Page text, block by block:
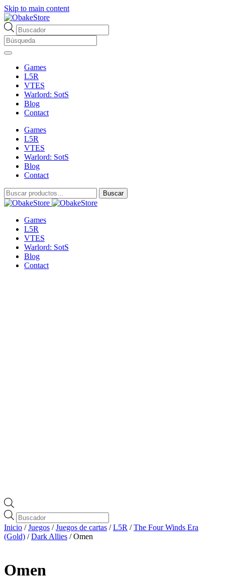
Skip to main content
Búsqueda
de
productos
Games
L5R
VTES
Warlord: SotS
Blog
Contact
Games
L5R
VTES
Warlord: SotS
Blog
Contact
Buscar
por:
Buscar
Games
L5R
VTES
Warlord: SotS
Blog
Contact
Búsqueda
de
productos
Inicio /Juegos /Juegos de cartas /L5R /The Four Winds Era
(Gold) /Dark Allies / Omen
Omen